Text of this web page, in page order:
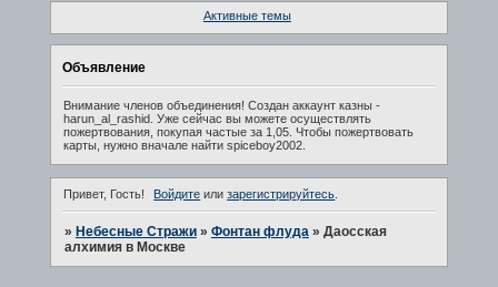
Активные темы
Объявление
Внимание членов объединения! Создан аккаунт казны -
harun_al_rashid. Уже сейчас вы можете осуществлять
пожертвования, покупая частые за 1,05. Чтобы пожертвовать
карты, нужно вначале найти spiceboy2002.
Привет, Гость! Войдите илизарегистрируйтесь
» Небесные Стражи » Фонтан флуда » Даосская
алхимия в Москве